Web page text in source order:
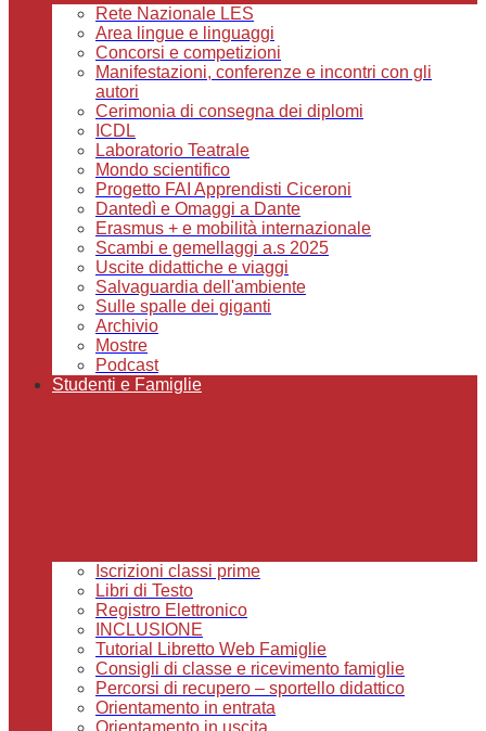
Rete Nazionale LES
Area lingue e linguaggi
Concorsi e competizioni
Manifestazioni, conferenze e incontri con gli
autori
Cerimonia di consegna dei diplomi
ICDL
Laboratorio Teatrale
Mondo scientifico
Progetto FAI Apprendisti Ciceroni
Dantedì e Omaggi a Dante
Erasmus + e mobilità internazionale
Scambi e gemellaggi a.s 2025
Uscite didattiche e viaggi
Salvaguardia dell'ambiente
Sulle spalle dei giganti
Archivio
Mostre
Podcast
Studenti e Famiglie
Iscrizioni classi prime
Libri di Testo
Registro Elettronico
INCLUSIONE
Tutorial Libretto Web Famiglie
Consigli di classe e ricevimento famiglie
Percorsi di recupero – sportello didattico
Orientamento in entrata